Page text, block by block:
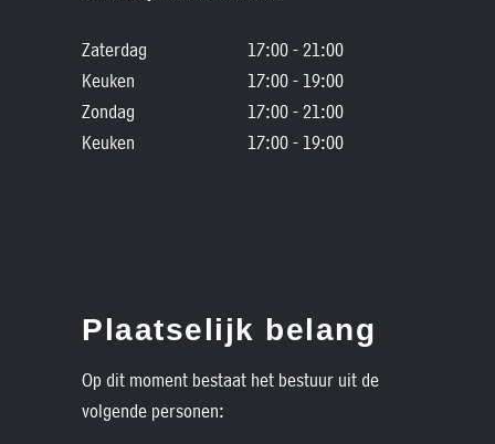
Zaterdag
17:00 - 21:00
Keuken
17:00 - 19:00
Zondag
17:00 - 21:00
Keuken
17:00 - 19:00
Plaatselijk belang
Op dit moment bestaat het bestuur uit de
volgende personen: